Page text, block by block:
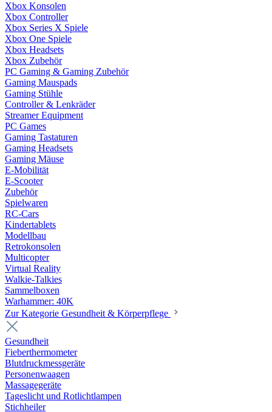
Xbox Konsolen
Xbox Controller
Xbox Series X Spiele
Xbox One Spiele
Xbox Headsets
Xbox Zubehör
PC Gaming & Gaming Zubehör
Gaming Mauspads
Gaming Stühle
Controller & Lenkräder
Streamer Equipment
PC Games
Gaming Tastaturen
Gaming Headsets
Gaming Mäuse
E-Mobilität
E-Scooter
Zubehör
Spielwaren
RC-Cars
Kindertablets
Modellbau
Retrokonsolen
Multicopter
Virtual Reality
Walkie-Talkies
Sammelboxen
Warhammer: 40K
Zur Kategorie Gesundheit & Körperpflege
Gesundheit
Fieberthermometer
Blutdruckmessgeräte
Personenwaagen
Massagegeräte
Tageslicht und Rotlichtlampen
Stichheiler